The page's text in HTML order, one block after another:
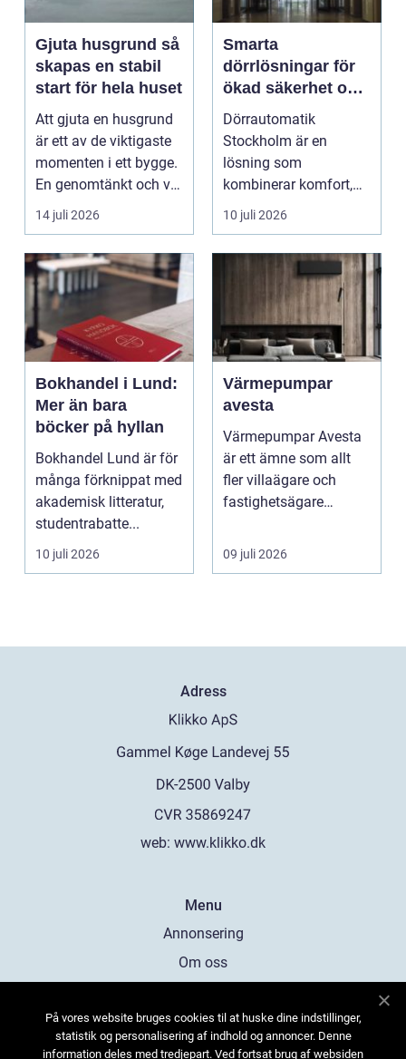
Gjuta husgrund så
skapas en stabil
start för hela huset
Att gjuta en husgrund
är ett av de viktigaste
momenten i ett bygge.
En genomtänkt och väl
utförd gru...
14 juli 2026
Smarta
dörrlösningar för
ökad säkerhet och
komfort
Dörrautomatik
Stockholm är en
lösning som
kombinerar komfort,
säkerhet och tillg...
10 juli 2026
Bokhandel i Lund:
Mer än bara
böcker på hyllan
Bokhandel Lund är för
många förknippat med
akademisk litteratur,
studentrabatte...
10 juli 2026
Värmepumpar
avesta
Värmepumpar Avesta
är ett ämne som allt
fler villaägare och
fastighetsägare
...
09 juli 2026
Adress
web: www.klikko.dk
Menu
Annonsering
Om oss
Kontakta oss
Sitemap
På vores website bruges cookies til at huske dine indstillinger,
statistik og personalisering af indhold og annoncer. Denne
information deles med tredjepart. Ved fortsat brug af websiden